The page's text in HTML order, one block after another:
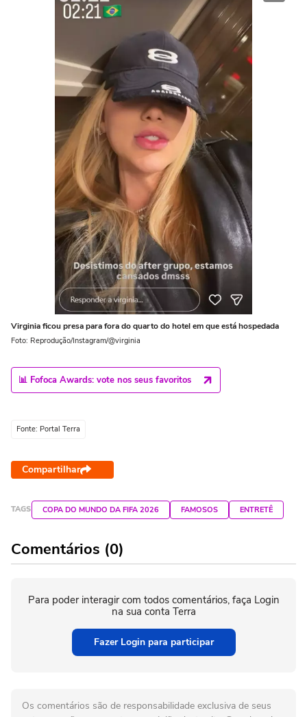
Virginia ficou presa para fora do quarto do hotel em que está hospedada
Foto: Reprodução/Instagram/@virginia
📊 Fofoca Awards: vote nos seus favoritos
Fonte: Portal Terra
Compartilhar
TAGS COPA DO MUNDO DA FIFA 2026 FAMOSOS ENTRETÊ
Comentários (0)
Para poder interagir com todos comentários, faça Login
na sua conta Terra
Fazer Login para participar
Os comentários são de responsabilidade exclusiva de seus